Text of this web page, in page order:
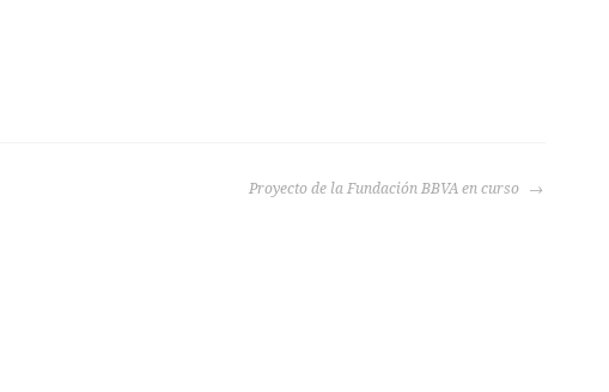
Proyecto de la Fundación BBVA en curso